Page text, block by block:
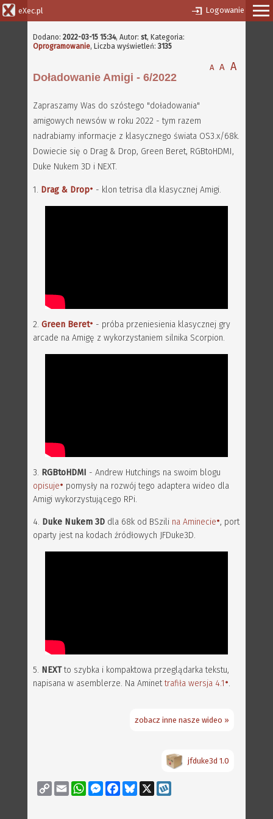
eXec.pl Logowanie
Dodano: 2022-03-15 15:34, Autor: st, Kategoria:
Oprogramowanie, Liczba wyświetleń: 3135
A A A
Doładowanie Amigi - 6/2022
Zapraszamy Was do szóstego "doładowania"
amigowych newsów w roku 2022 - tym razem
nadrabiamy informacje z klasycznego świata OS3.x/68k.
Dowiecie się o Drag & Drop, Green Beret, RGBtoHDMI,
Duke Nukem 3D i NEXT.
1. Drag & Drop - klon tetrisa dla klasycznej Amigi.
2. Green Beret
- próba przeniesienia klasycznej gry
arcade na Amigę z wykorzystaniem silnika Scorpion.
3. RGBtoHDMI - Andrew Hutchings na swoim blogu
opisuje
pomysły na rozwój tego adaptera wideo dla
Amigi wykorzystującego RPi.
4. Duke Nukem 3D dla 68k od BSzili na Aminecie , port
oparty jest na kodach źródłowych JFDuke3D.
5. NEXTto szybka i kompaktowa przeglądarka tekstu,
napisana w asemblerze. Na Aminettrafiła wersja 4.1 .
zobacz inne nasze wideo »
jfduke3d 1.0
Copy
Link
Email WhatsAppMessenger
FacebookBluesky